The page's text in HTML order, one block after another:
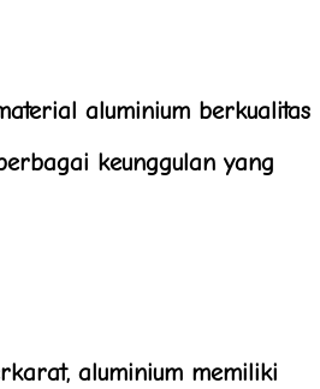
aluminium berkualitas
keunggulan yang
aluminium memiliki